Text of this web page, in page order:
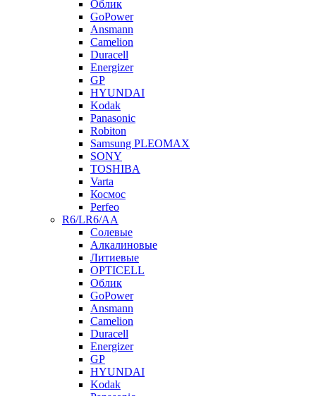
Облик
GoPower
Ansmann
Camelion
Duracell
Energizer
GP
HYUNDAI
Kodak
Panasonic
Robiton
Samsung PLEOMAX
SONY
TOSHIBA
Varta
Космос
Perfeo
R6/LR6/AA
Солевые
Алкалиновые
Литиевые
OPTICELL
Облик
GoPower
Ansmann
Camelion
Duracell
Energizer
GP
HYUNDAI
Kodak